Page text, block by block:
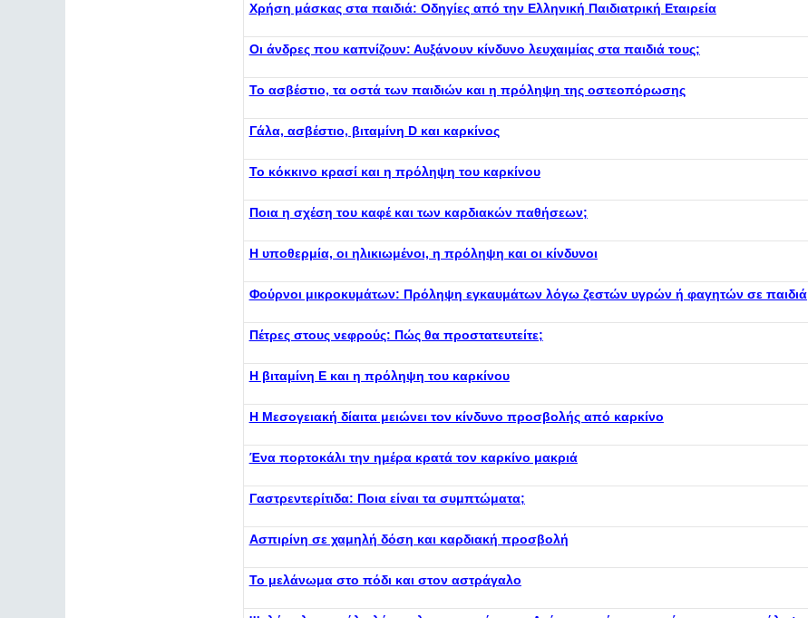
Χρήση μάσκας στα παιδιά: Οδηγίες από την Ελληνική Παιδιατρική Εταιρεία
Οι άνδρες που καπνίζουν: Αυξάνουν κίνδυνο λευχαιμίας στα παιδιά τους;
Το ασβέστιο, τα οστά των παιδιών και η πρόληψη της οστεοπόρωσης
Γάλα, ασβέστιο, βιταμίνη D και καρκίνος
Το κόκκινο κρασί και η πρόληψη του καρκίνου
Ποια η σχέση του καφέ και των καρδιακών παθήσεων;
Η υποθερμία, οι ηλικιωμένοι, η πρόληψη και οι κίνδυνοι
Φούρνοι μικροκυμάτων: Πρόληψη εγκαυμάτων λόγω ζεστών υγρών ή φαγητών σε παιδιά
Πέτρες στους νεφρούς: Πώς θα προστατευτείτε;
Η βιταμίνη Ε και η πρόληψη του καρκίνου
Η Μεσογειακή δίαιτα μειώνει τον κίνδυνο προσβολής από καρκίνο
Ένα πορτοκάλι την ημέρα κρατά τον καρκίνο μακριά
Γαστρεντερίτιδα: Ποια είναι τα συμπτώματα;
Ασπιρίνη σε χαμηλή δόση και καρδιακή προσβολή
Το μελάνωμα στο πόδι και στον αστράγαλο